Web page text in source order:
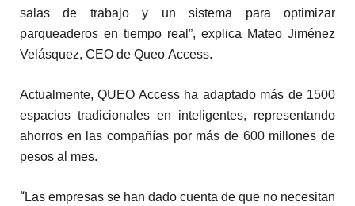
salas de trabajo y un sistema para optimizar
parqueaderos en tiempo real”, explica Mateo Jiménez
Velásquez, CEO de Queo Access.
Actualmente, QUEO Access ha adaptado más de 1500
espacios tradicionales en inteligentes, representando
ahorros en las compañías por más de 600 millones de
pesos al mes.
“Las empresas se han dado cuenta de que no necesitan